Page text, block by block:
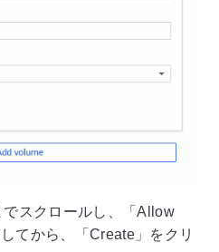
でスクロールし、「Allow
てから、「Create」をクリ